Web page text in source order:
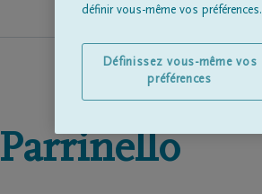
Parrinello
définir vous-même vos préférences.
Définissez vous-même vos
préférences